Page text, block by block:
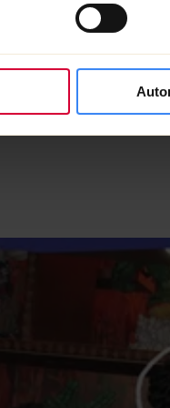
ville
sa créativité